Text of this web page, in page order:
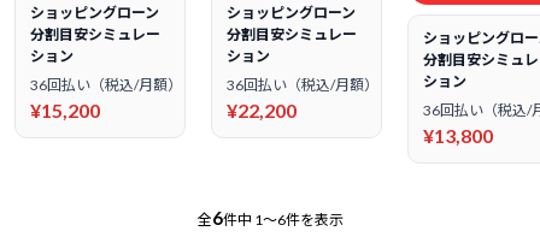
ショッピングローン
分割目安シミュレー
ション
36回払い（税込/月額）
¥15,200
ショッピングローン
分割目安シミュレー
ション
36回払い（税込/月額）
¥22,200
ショッピングロ
分割目安シミュ
ション
36回払い（税込/
¥13,800
全6件中 1～6件を表示